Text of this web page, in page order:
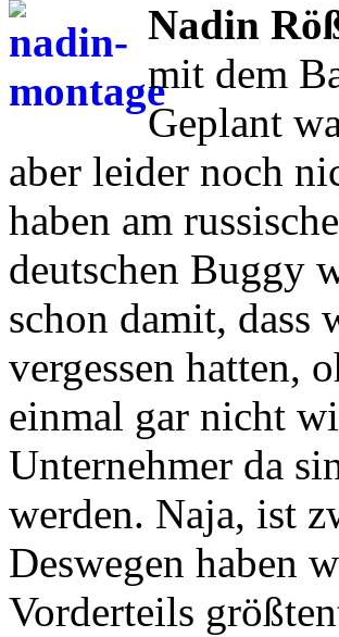
Nadin
mit dem
Geplant
aber leider noch
haben am
deutschen Buggy
schon damit, dass
vergessen hatten,
einmal gar nicht
Unternehmer da
werden. Naja, ist
Deswegen haben
Vorderteils